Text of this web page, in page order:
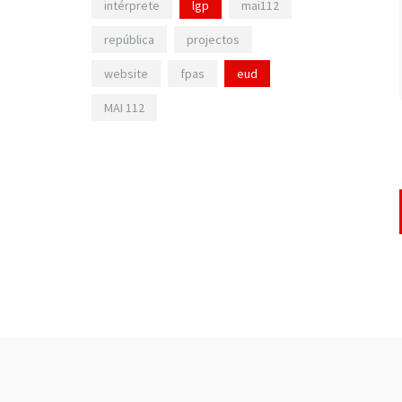
intérprete lgp mai112
república projectos
website fpas eud
MAI 112